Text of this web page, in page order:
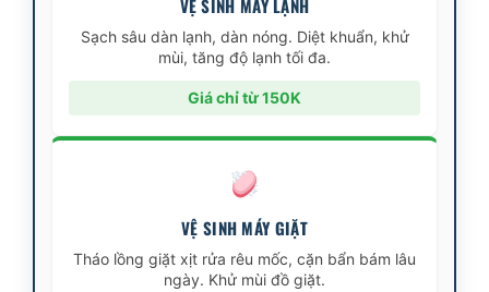
VỆ SINH MÁY LẠNH
Sạch sâu dàn lạnh, dàn nóng. Diệt khuẩn, khử
mùi, tăng độ lạnh tối đa.
Giá chỉ từ 150K
VỆ SINH MÁY GIẶT
Tháo lồng giặt xịt rửa rêu mốc, cặn bẩn bám lâu
ngày. Khử mùi đồ giặt.